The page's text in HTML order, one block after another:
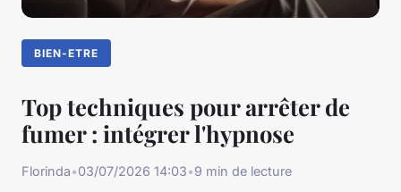
BIEN-ETRE
Top techniques pour arrêter de
fumer : intégrer l'hypnose
Florinda•03/07/2026 14:03•9 min de lecture